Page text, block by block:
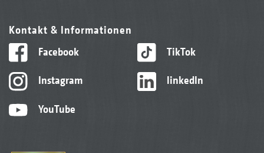
Kontakt & Informationen
Facebook
Instagram
YouTube
TikTok
linkedIn